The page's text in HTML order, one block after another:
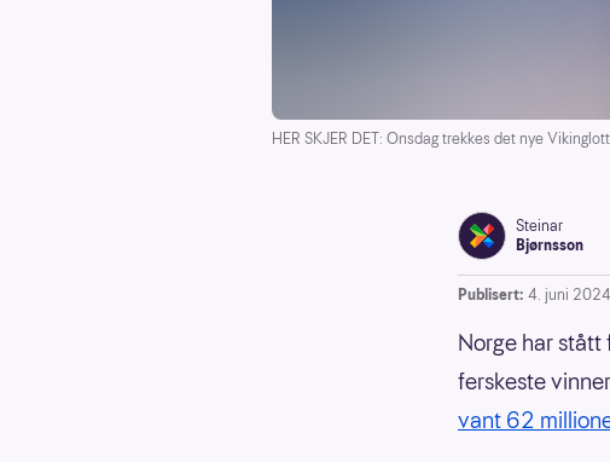
HER SKJER DET: Onsdag trekkes det nye
Steinar
Bjørnsson
Publisert: 4. juni 2024
Norge har stått
ferskeste
vant 62